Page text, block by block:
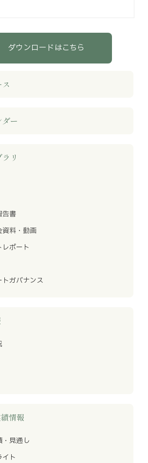
ダウンロードはこちら
ー
リ
告書
料・動画
レポート
トガバナンス
情報
見通し
ト